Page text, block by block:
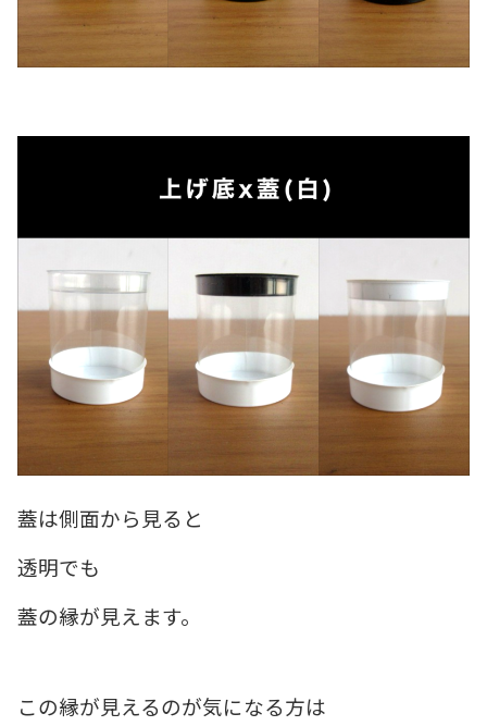
蓋は側面から見ると
透明でも
蓋の縁が見えます。
この縁が見えるのが気になる方は